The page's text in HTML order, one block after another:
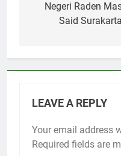
Negeri Raden
Said Surakarta
LEAVE A REPLY
Your email address
Required fields are